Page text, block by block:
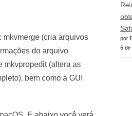
mkvmerge (cria arquivos
do arquivo
mkvpropedit (altera as
bem como a GUI
por
5 de